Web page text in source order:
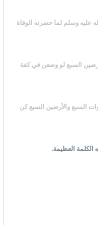
عليه وسلم لما حضرته الوفاة
السبع لو وضعن في كفة
السبع والأرضين السبع كن
العظيمة.